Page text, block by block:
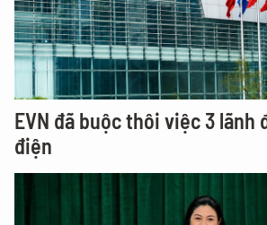
EVN đã buộc thôi việc 3 lãnh
điện